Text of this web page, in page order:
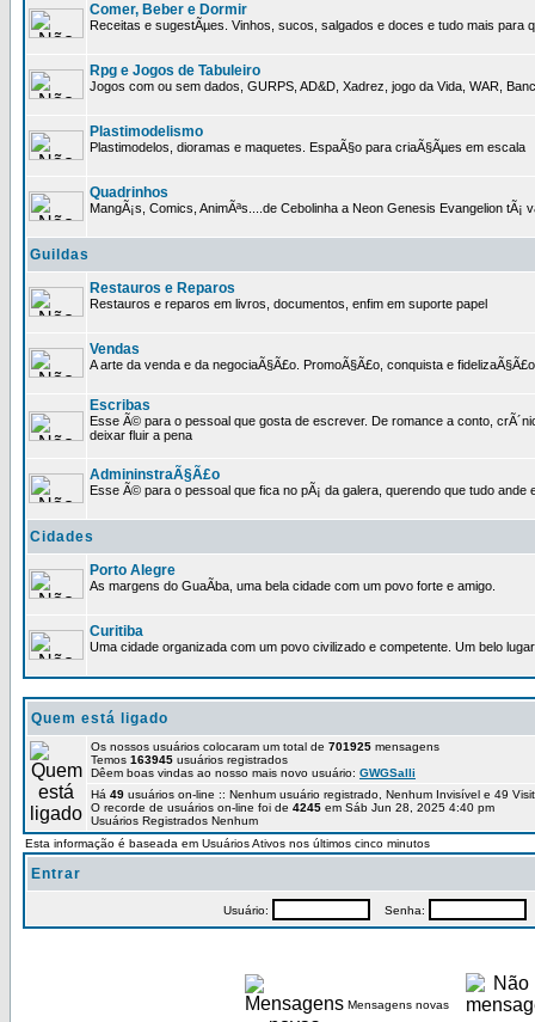
Comer, Beber e Dormir
Receitas e sugestÃµes. Vinhos, sucos, salgados e doces e tudo mais para
Rpg e Jogos de Tabuleiro
Jogos com ou sem dados, GURPS, AD&D, Xadrez, jogo da Vida, WAR,
Plastimodelismo
Plastimodelos, dioramas e maquetes. EspaÃ§o para criaÃ§Ãµes em escala
Quadrinhos
MangÃ¡s, Comics, AnimÃªs....de Cebolinha a Neon Genesis Evangelion tÃ¡
Guildas
Restauros e Reparos
Restauros e reparos em livros, documentos, enfim em suporte papel
Vendas
A arte da venda e da negociaÃ§Ã£o. PromoÃ§Ã£o, conquista e
Escribas
Esse Ã© para o pessoal que gosta de escrever. De romance a conto,
deixar fluir a pena
AdmininstraÃ§Ã£o
Esse Ã© para o pessoal que fica no pÃ¡ da galera, querendo que tudo ande
Cidades
Porto Alegre
As margens do GuaÃ­ba, uma bela cidade com um povo forte e amigo.
Curitiba
Uma cidade organizada com um povo civilizado e competente. Um belo
Quem está ligado
Os nossos usuários colocaram um total de 701925 mensagens
Temos 163945 usuários registrados
Dêem boas vindas ao nosso mais novo usuário: GWGSalli
Há 49 usuários on-line :: Nenhum usuário registrado, Nenhum Invisível e 49
O recorde de usuários on-line foi de 4245 em Sáb Jun 28, 2025 4:40 pm
Usuários Registrados Nenhum
Esta informação é baseada em Usuários Ativos nos últimos cinco minutos
Entrar
Usuário: Senha:
Mensagens novas